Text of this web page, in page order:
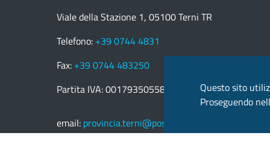
Viale della Stazione 1, 05100 Terni TR
Telefono: +39 0744 4831
Fax: +39 0744 483250
Partita IVA: 00179350558
email: provincia.terni@postacert.umbria.it
Questo sito
Proseguendo